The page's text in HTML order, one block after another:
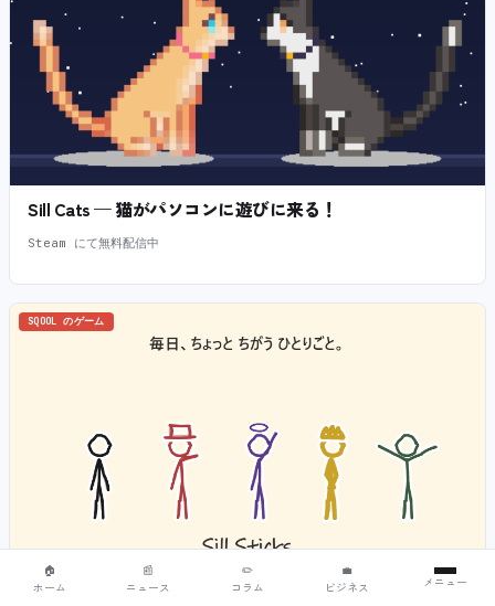
Sill Cats — 猫がパソコンに遊びに来る！
Steam にて無料配信中
SQOOL のゲーム
Sill Sticks — 怠け者の棒人間があなたのデスクトップにや
🏠
ホーム
📰
ニュース
✏️
コラム
💼
ビジネス
メニュー